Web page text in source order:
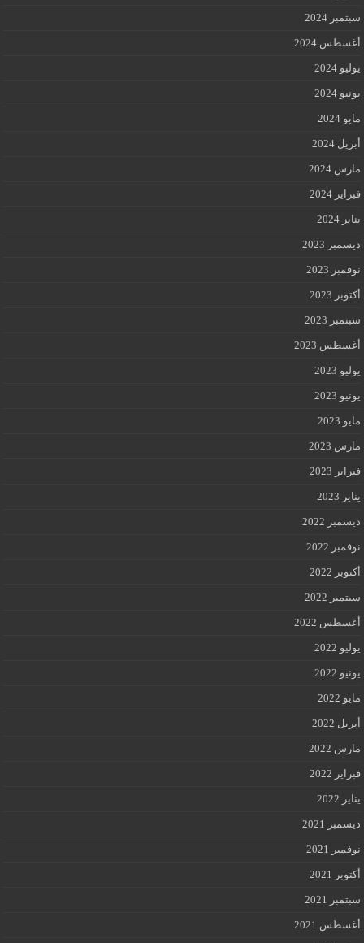
سبتمبر 2024
أغسطس 2024
يوليو 2024
يونيو 2024
مايو 2024
أبريل 2024
مارس 2024
فبراير 2024
يناير 2024
ديسمبر 2023
نوفمبر 2023
أكتوبر 2023
سبتمبر 2023
أغسطس 2023
يوليو 2023
يونيو 2023
مايو 2023
مارس 2023
فبراير 2023
يناير 2023
ديسمبر 2022
نوفمبر 2022
أكتوبر 2022
سبتمبر 2022
أغسطس 2022
يوليو 2022
يونيو 2022
مايو 2022
أبريل 2022
مارس 2022
فبراير 2022
يناير 2022
ديسمبر 2021
نوفمبر 2021
أكتوبر 2021
سبتمبر 2021
أغسطس 2021